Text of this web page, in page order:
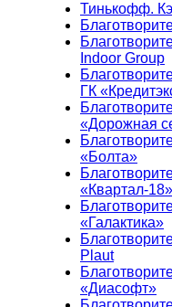
Тинькофф.
Indoor Group
ГК
«Дорожная
«Болта»
«Квартал-18»
«Галактика»
Plaut
«Диасофт»